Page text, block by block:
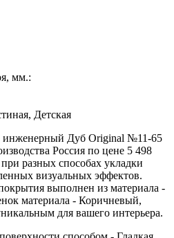
мм.:
Детская
инженерный Дуб Original №11-65
Россия по цене 5 498
разных способах укладки
визуальных эффектов.
выполнен из материала -
материала - Коричневый,
для вашего интерьера.